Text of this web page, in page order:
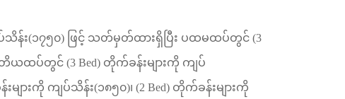
သိန်း(၁၇၅၀) ဖြင့် သတ်မှတ်ထားရှိပြီး ပထမထပ်တွင် (3
ဒုတိယထပ်တွင် (3 Bed) တိုက်ခန်းများကို ကျပ်
များကို ကျပ်သိန်း(၁၈၅၀)၊ (2 Bed) တိုက်ခန်းများကို